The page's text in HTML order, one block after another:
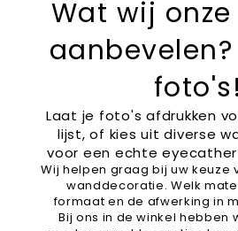
Wat wij
aanbevelen?
foto's!
Laat je foto's afdrukken
lijst, of kies uit diverse
voor een echte
Wij helpen graag bij uw keuze
wanddecoratie. Welk
formaat en de afwerking in
Bij ons in de winkel hebben